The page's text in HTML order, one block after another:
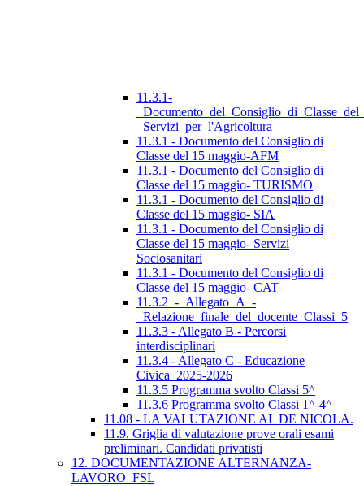
11.3.1-
_Servizi_per_l'Agricoltura
11.3.1 - Documento del Consiglio di
Classe del 15 maggio-AFM
11.3.1 - Documento del Consiglio di
Classe del 15 maggio- TURISMO
11.3.1 - Documento del Consiglio di
Classe del 15 maggio- SIA
11.3.1 - Documento del Consiglio di
Classe del 15 maggio- Servizi
Sociosanitari
11.3.1 - Documento del Consiglio di
Classe del 15 maggio- CAT
11.3.2_-_Allegato_A_-
_Relazione_finale_del_docente_Classi_5
11.3.3 - Allegato B - Percorsi
interdisciplinari
11.3.4 - Allegato C - Educazione
Civica_2025-2026
11.3.5 Programma svolto Classi 5^
11.3.6 Programma svolto Classi 1^-4^
11.08 - LA VALUTAZIONE AL DE NICOLA.
11.9. Griglia di valutazione prove orali esami
preliminari. Candidati privatisti
12. DOCUMENTAZIONE ALTERNANZA-
LAVORO_FSL